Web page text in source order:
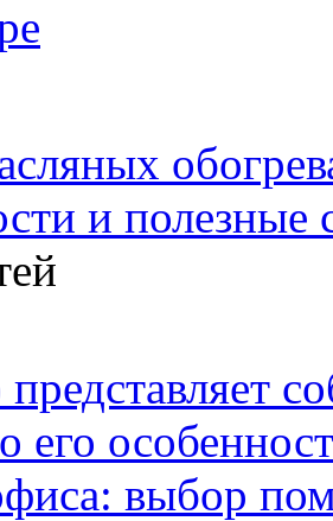
и полезные
его
выбор